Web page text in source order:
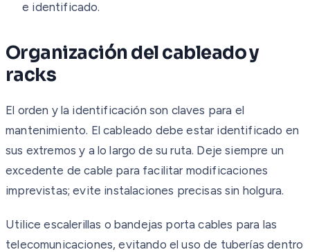
e identificado.
Organización del cableado y
racks
El orden y la identificación son claves para el
mantenimiento. El cableado debe estar identificado en
sus extremos y a lo largo de su ruta. Deje siempre un
excedente de cable para facilitar modificaciones
imprevistas; evite instalaciones precisas sin holgura.
Utilice escalerillas o bandejas porta cables para las
telecomunicaciones, evitando el uso de tuberías dentro